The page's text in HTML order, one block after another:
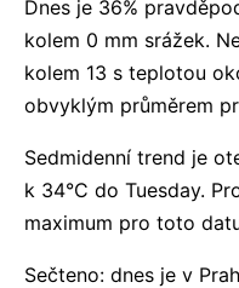
Dnes je 36%
kolem 0 mm srážek.
kolem 13 s teplotou
obvyklým průměrem
Sedmidenní trend je
k 34°C do Tuesday.
maximum pro toto
Sečteno: dnes je v